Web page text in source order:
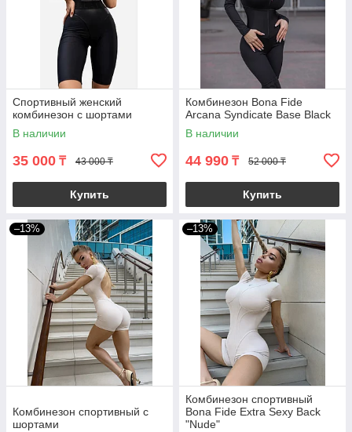
Спортивный женский
комбинезон с шортами
В наличии
35 000 ₸ 43 000 ₸
Купить
Комбинезон Bona Fide
Arcana Syndicate Base Black
В наличии
44 990 ₸ 52 000 ₸
Купить
–13%
Комбинезон спортивный с
шортами
–13%
Комбинезон спортивный
Bona Fide Extra Sexy Back
"Nude"